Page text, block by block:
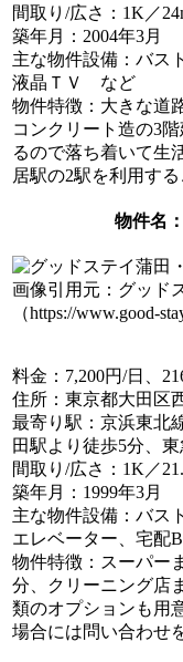
間取り/広さ ：1K／
築年月
：2004年3月
主な物件設備 ：バス
液晶ＴＶ など
物件特徴 ：大きな道
コンクリート造の3
るので落ち着いて生
居駅の2駅を利用する
物件名
画像引用元：グッド
（https://www.good-
料金 ：7,200円/日、
住所 ：東京都大田区
最寄り駅 ：京浜東北
田駅より徒歩5分、
間取り/広さ ：1K／
築年月
：1999年3月
主な物件設備 ：バス
エレベーター、宅配
物件特徴 ：スーパー
分、クリーニング店
類のオプションも用
場合には問い合わせ